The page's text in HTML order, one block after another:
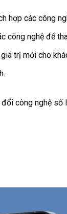
hợp các công
công nghệ để
trị mới cho
công nghệ